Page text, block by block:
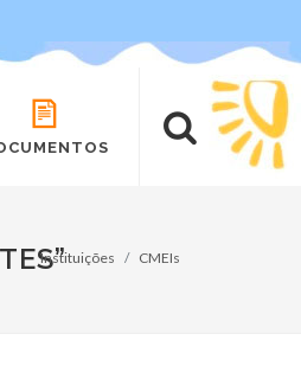
Instituições CMEIs